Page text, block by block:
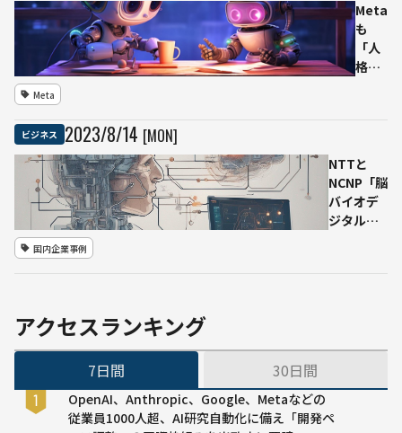
能
Meta
も
「人
格」
上の
人物
など
再現
を提
Meta
ビジネス 2023/8/14 [MON]
NTTと
NCNP「脳
バイオデ
ジタルツ
を目指す
国内企業事例
アクセスランキング
7日間 30日間
OpenAI、Anthropic、Google、Metaなどの
従業員1000人超、AI研究自動化に備え「開発ペ